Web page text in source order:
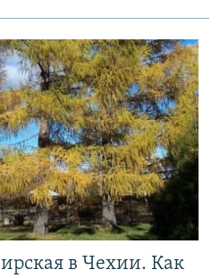
в Чехии. Как